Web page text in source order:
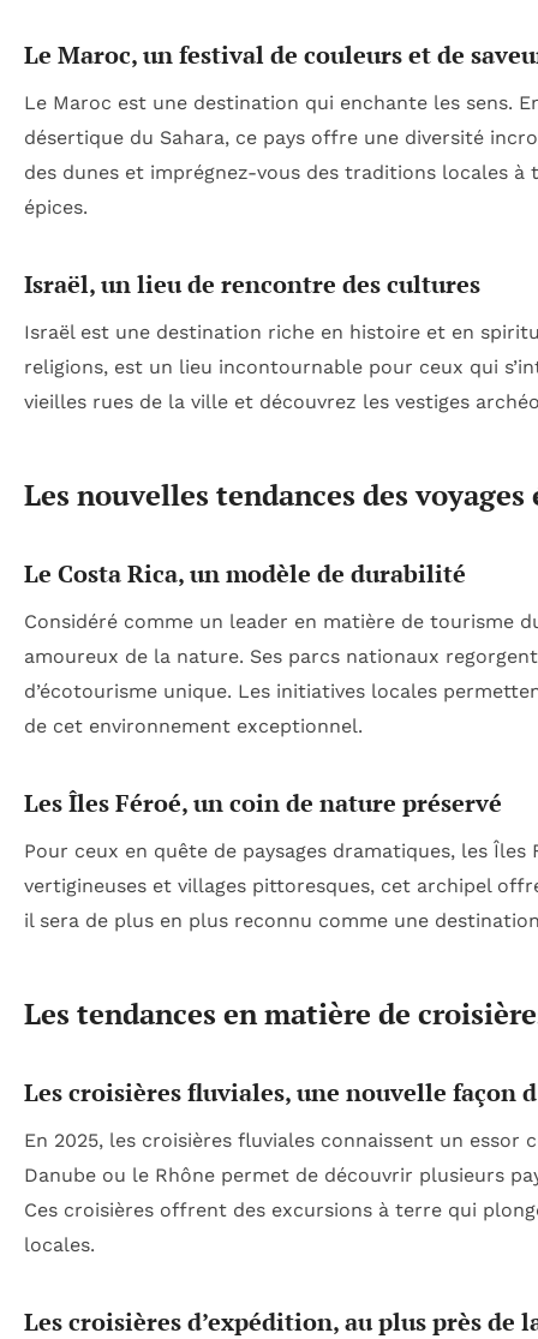
Le Maroc, un festival de couleurs et de
Le Maroc est une destination qui enchante les sens.
désertique du Sahara, ce pays offre une diversité
des dunes et imprégnez-vous des traditions locales
épices.
Israël, un lieu de rencontre des cultures
Israël est une destination riche en histoire et en
religions, est un lieu incontournable pour ceux qui
vieilles rues de la ville et découvrez les vestiges
Les nouvelles tendances des voyages
Le Costa Rica, un modèle de durabilité
Considéré comme un leader en matière de tourisme
amoureux de la nature. Ses parcs nationaux
d’écotourisme unique. Les initiatives locales
de cet environnement exceptionnel.
Les Îles Féroé, un coin de nature préservé
Pour ceux en quête de paysages dramatiques, les
vertigineuses et villages pittoresques, cet archipel
il sera de plus en plus reconnu comme une
Les tendances en matière de
Les croisières fluviales, une nouvelle façon
En 2025, les croisières fluviales connaissent un essor
Danube ou le Rhône permet de découvrir plusieurs
Ces croisières offrent des excursions à terre qui
locales.
Les croisières d’expédition, au plus près de